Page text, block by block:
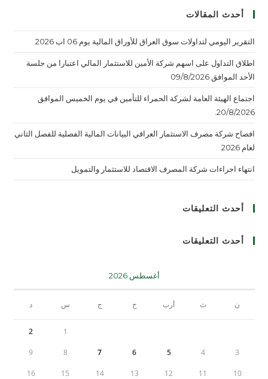
أحدث المقالات
التقرير اليومي لتداولات سوق العراق للأوراق المالية يوم 06 اب 2026
اطلاق التداول على اسهم شركة الأمين للاستثمار المالي اعتبارا من جلسة
الأحد الموافق 09/8/2026
اجتماع الهيئة العامة لشركة الحمراء للتأمين في يوم الخميس الموافق
20/8/2026.
افصاح شركة مصرف الاستثمار العراقي البيانات المالية الفصلية للفصل الثاني
لعام 2026
انتهاء اجراءات شركة المصرف الاقتصاد للاستثمار والتمويل
أحدث التعليقات
أحدث التعليقات
أغسطس 2026
ن ث أرب خ ج س د
1
2
3
4
5
6
7
8
9
10
11
12
13
14
15
16